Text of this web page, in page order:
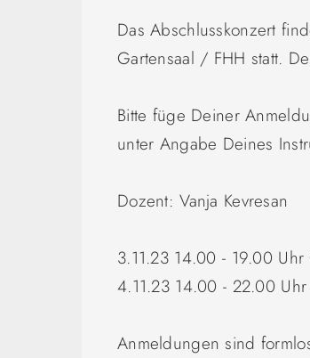
Das Abschlusskonzert
Gartensaal / FHH statt.
Bitte füge Deiner
unter Angabe Deines
Dozent: Vanja Kevresan
3.11.23 14.00 - 19.00 Uhr
4.11.23 14.00 - 22.00
Anmeldungen sind